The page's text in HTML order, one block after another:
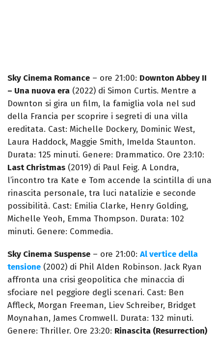
Sky Cinema Romance – ore 21:00: Downton Abbey II
– Una nuova era (2022) di Simon Curtis. Mentre a
Downton si gira un film, la famiglia vola nel sud
della Francia per scoprire i segreti di una villa
ereditata. Cast: Michelle Dockery, Dominic West,
Laura Haddock, Maggie Smith, Imelda Staunton.
Durata: 125 minuti. Genere: Drammatico. Ore 23:10:
Last Christmas (2019) di Paul Feig. A Londra,
l’incontro tra Kate e Tom accende la scintilla di una
rinascita personale, tra luci natalizie e seconde
possibilità. Cast: Emilia Clarke, Henry Golding,
Michelle Yeoh, Emma Thompson. Durata: 102
minuti. Genere: Commedia.
Sky Cinema Suspense – ore 21:00: Al vertice della
tensione (2002) di Phil Alden Robinson. Jack Ryan
affronta una crisi geopolitica che minaccia di
sfociare nel peggiore degli scenari. Cast: Ben
Affleck, Morgan Freeman, Liev Schreiber, Bridget
Moynahan, James Cromwell. Durata: 132 minuti.
Genere: Thriller. Ore 23:20: Rinascita (Resurrection)